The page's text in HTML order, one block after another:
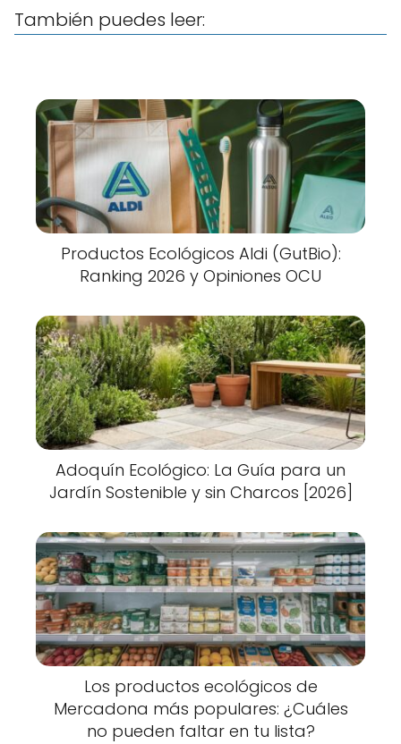
También puedes leer:
Productos Ecológicos Aldi (GutBio):
Ranking 2026 y Opiniones OCU
Adoquín Ecológico: La Guía para un
Jardín Sostenible y sin Charcos [2026]
Los productos ecológicos de
Mercadona más populares: ¿Cuáles
no pueden faltar en tu lista?